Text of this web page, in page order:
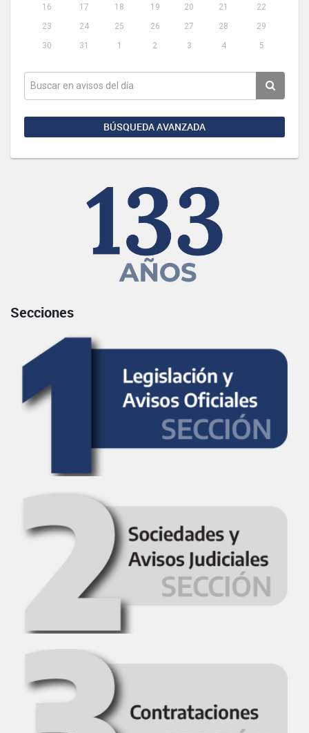
16
17 18 19 20 21
22
23
24 25 26 27 28
29
30
31 1 2 3 4 5
BÚSQUEDA AVANZADA
Secciones